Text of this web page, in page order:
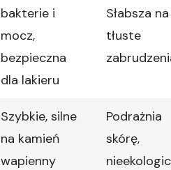
bakterie i
mocz,
bezpieczna
dla lakieru
Słabsza na
tłuste
Szybkie, silne
na kamień
wapienny
Podrażnia
skórę,